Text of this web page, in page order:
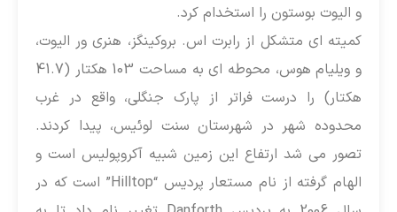
و الیوت بوستون را استخدام کرد.
کمیته ای متشکل از رابرت اس. بروکینگز، هنری ور الیوت،
و ویلیام هوس، محوطه ای به مساحت 103 هکتار (41.7
هکتار) را درست فراتر از پارک جنگلی، واقع در غرب
محدوده شهر در شهرستان سنت لوئیس، پیدا کردند.
تصور می شد ارتفاع این زمین شبیه آکروپولیس است و
الهام گرفته از نام مستعار پردیس “Hilltop” است که در